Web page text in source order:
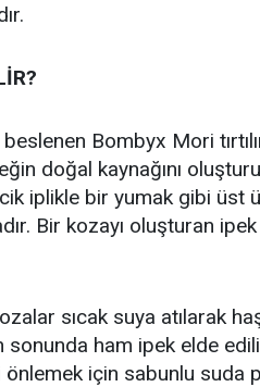
Bombyx Mori
doğal kaynağını
iplikle bir yumak gibi üst
Bir kozayı oluşturan
sıcak suya atılarak
ham ipek elde
için sabunlu suda